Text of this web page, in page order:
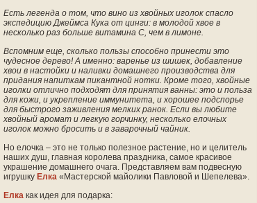
Есть легенда о том, что вино из хвойных иголок спасло
экспедицию Джеймса Кука от цинги: в молодой хвое в
несколько раз больше витамина С, чем в лимоне.
Вспомним еще, сколько пользы способно принести это
чудесное дерево! А именно: варенье из шишек, добавление
хвои в настойки и наливки домашнего производства для
придания напиткам пикантной нотки. Кроме того, хвойные
иголки отлично подходят для принятия ванны: это и польза
для кожи, и укрепление иммунитета, и хорошее подспорье
для быстрого заживления мелких ранок. Если вы любите
хвойный аромат и легкую горчинку, несколько елочных
иголок можно бросить и в заварочный чайник.
Но елочка – это не только полезное растение, но и целитель
наших душ, главная королева праздника, самое красивое
украшение домашнего очага. Представляем вам подвесную
игрушку Елка «Мастерской майолики Павловой и Шепелева».
Елка как идея для подарка: